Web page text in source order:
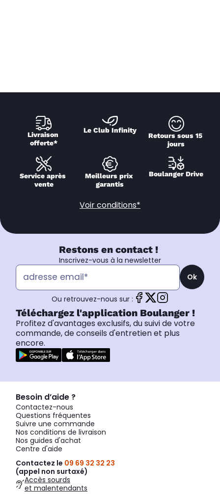
Livraison
offerte*
Le Club Infinity
Retours sous 15
jours
Service après
vente
Meilleurs prix
garantis
Boulanger Drive
Voir conditions*
Restons en contact !
Inscrivez-vous à la newsletter
Ok
Ou retrouvez-nous sur :
Téléchargez l'application Boulanger !
Profitez d'avantages exclusifs, du suivi de votre
commande, de conseils d'entretien et plus
encore.
Besoin d’aide ?
Contactez-nous
Questions fréquentes
Suivre une commande
Nos conditions de livraison
Nos guides d'achat
Centre d'aide
Contactez le 09 69 32 32 23
(appel non surtaxé)
Accès sourds
et malentendants